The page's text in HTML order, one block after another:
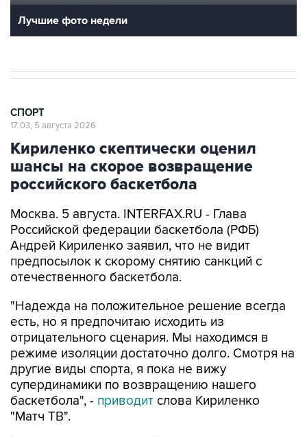
Лучшие фото недели
СПОРТ
17:03, 5 августа 2026
Кириленко скептически оценил
шансы на скорое возвращение
российского баскетбола
Москва. 5 августа. INTERFAX.RU - Глава
Российской федерации баскетбола (РФБ)
Андрей Кириленко заявил, что не видит
предпосылок к скорому снятию санкций с
отечественного баскетбола.
"Надежда на положительное решение всегда
есть, но я предпочитаю исходить из
отрицательного сценария. Мы находимся в
режиме изоляции достаточно долго. Смотря на
другие виды спорта, я пока не вижу
супердинамики по возвращению нашего
баскетбола", - приводит слова Кириленко
"Матч ТВ".